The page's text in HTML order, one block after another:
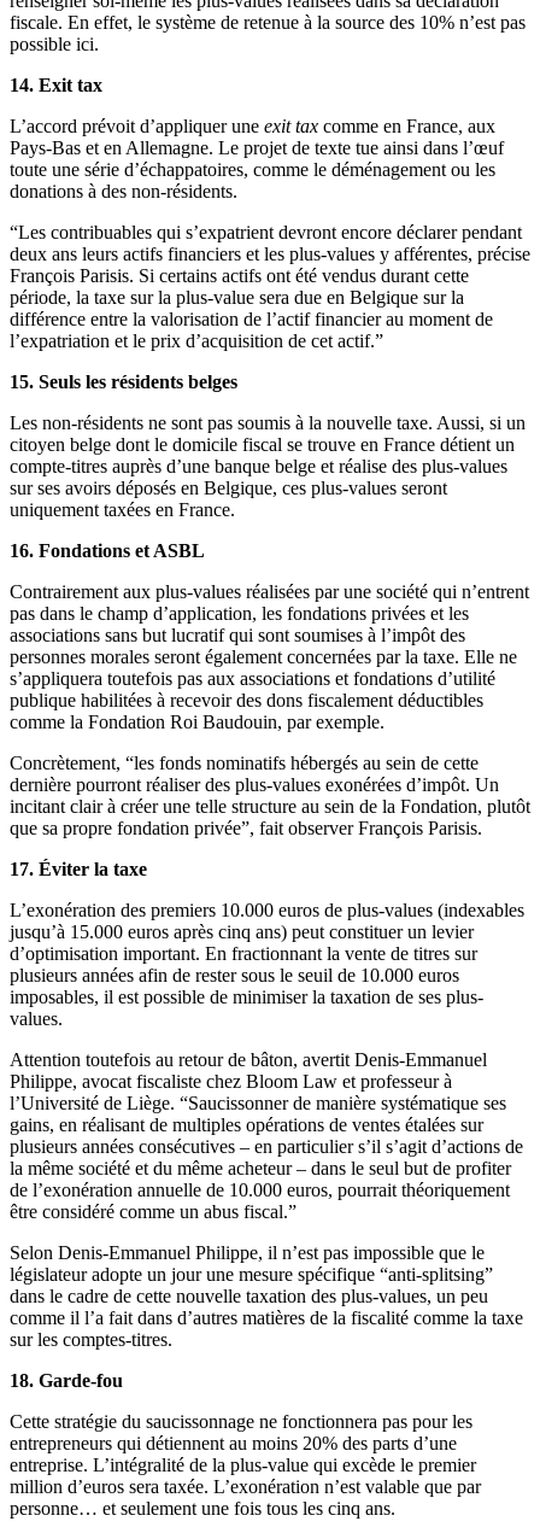
fiscale. En effet, le système de retenue à la source des 10% n’est pas
possible ici.
14. Exit tax
L’accord prévoit d’appliquer une exit tax comme en France, aux
Pays-Bas et en Allemagne. Le projet de texte tue ainsi dans l’œuf
toute une série d’échappatoires, comme le déménagement ou les
donations à des non-résidents.
“Les contribuables qui s’expatrient devront encore déclarer pendant
deux ans leurs actifs financiers et les plus-values y afférentes, précise
François Parisis. Si certains actifs ont été vendus durant cette
période, la taxe sur la plus-value sera due en Belgique sur la
différence entre la valorisation de l’actif financier au moment de
l’expatriation et le prix d’acquisition de cet actif.”
15. Seuls les résidents belges
Les non-résidents ne sont pas soumis à la nouvelle taxe. Aussi, si un
citoyen belge dont le domicile fiscal se trouve en France détient un
compte-titres auprès d’une banque belge et réalise des plus-values
sur ses avoirs déposés en Belgique, ces plus-values seront
uniquement taxées en France.
16. Fondations et ASBL
Contrairement aux plus-values réalisées par une société qui n’entrent
pas dans le champ d’application, les fondations privées et les
associations sans but lucratif qui sont soumises à l’impôt des
personnes morales seront également concernées par la taxe. Elle ne
s’appliquera toutefois pas aux associations et fondations d’utilité
publique habilitées à recevoir des dons fiscalement déductibles
comme la Fondation Roi Baudouin, par exemple.
Concrètement, “les fonds nominatifs hébergés au sein de cette
dernière pourront réaliser des plus-values exonérées d’impôt. Un
incitant clair à créer une telle structure au sein de la Fondation, plutôt
que sa propre fondation privée”, fait observer François Parisis.
17. Éviter la taxe
L’exonération des premiers 10.000 euros de plus-values (indexables
jusqu’à 15.000 euros après cinq ans) peut constituer un levier
d’optimisation important. En fractionnant la vente de titres sur
plusieurs années afin de rester sous le seuil de 10.000 euros
imposables, il est possible de minimiser la taxation de ses plus-
values.
Attention toutefois au retour de bâton, avertit Denis-Emmanuel
Philippe, avocat fiscaliste chez Bloom Law et professeur à
l’Université de Liège. “Saucissonner de manière systématique ses
gains, en réalisant de multiples opérations de ventes étalées sur
plusieurs années consécutives – en particulier s’il s’agit d’actions de
la même société et du même acheteur – dans le seul but de profiter
de l’exonération annuelle de 10.000 euros, pourrait théoriquement
être considéré comme un abus fiscal.”
Selon Denis-Emmanuel Philippe, il n’est pas impossible que le
législateur adopte un jour une mesure spécifique “anti-splitsing”
dans le cadre de cette nouvelle taxation des plus-values, un peu
comme il l’a fait dans d’autres matières de la fiscalité comme la taxe
sur les comptes-titres.
18. Garde-fou
Cette stratégie du saucissonnage ne fonctionnera pas pour les
entrepreneurs qui détiennent au moins 20% des parts d’une
entreprise. L’intégralité de la plus-value qui excède le premier
million d’euros sera taxée. L’exonération n’est valable que par
personne… et seulement une fois tous les cinq ans.